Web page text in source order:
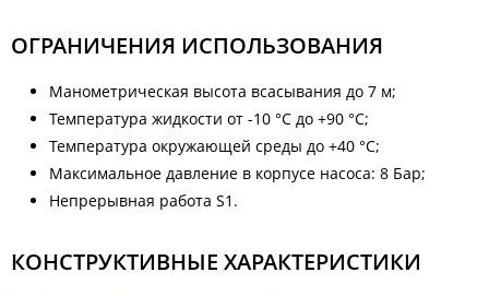
ОГРАНИЧЕНИЯ ИСПОЛЬЗОВАНИЯ
Манометрическая высота всасывания до 7 м;
Температура жидкости от -10 °C до +90 °C;
Температура окружающей среды до +40 °C;
Максимальное давление в корпусе насоса: 8 Бар;
Непрерывная работа S1.
КОНСТРУКТИВНЫЕ ХАРАКТЕРИСТИКИ